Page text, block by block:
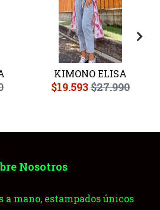
KIMONO ELISA
$19.593$27.990
Nosotros
a mano, estampados únicos